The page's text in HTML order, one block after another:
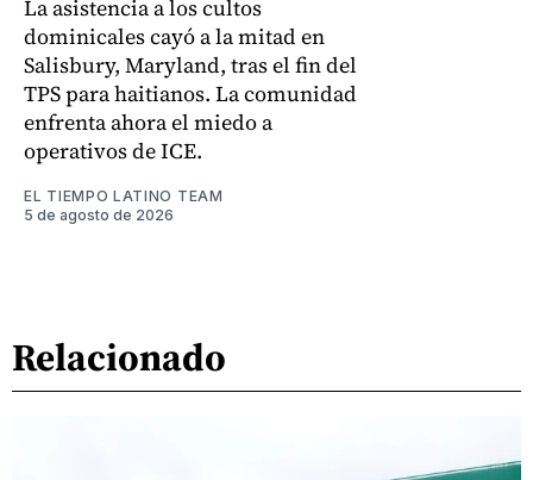
La asistencia a los cultos
dominicales cayó a la mitad en
Salisbury, Maryland, tras el fin del
TPS para haitianos. La comunidad
enfrenta ahora el miedo a
operativos de ICE.
EL TIEMPO LATINO TEAM
5 de agosto de 2026
Relacionado